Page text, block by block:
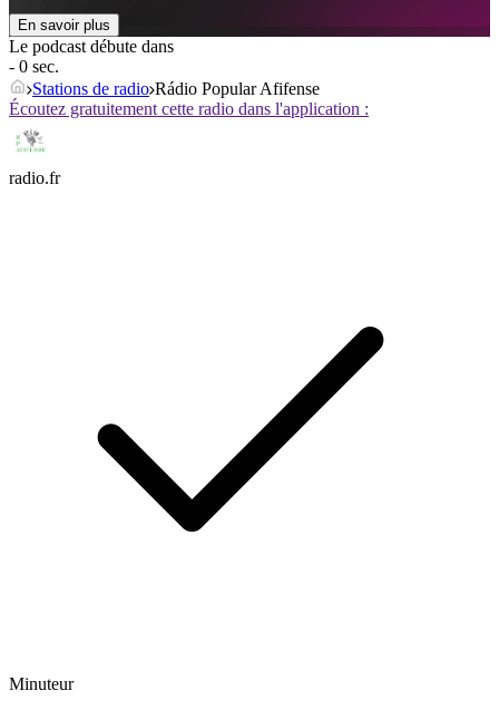
En savoir plus
Le podcast débute dans
- 0 sec.
Stations de radio Rádio Popular Afifense
Écoutez gratuitement cette radio dans l'application :
radio.fr
Minuteur